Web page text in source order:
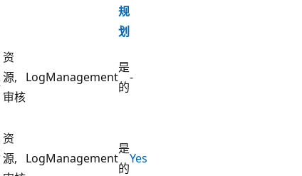
规
划
资
源,
审核
LogManagement
是
的
-
资
源,
LogManagement
是
的
Yes